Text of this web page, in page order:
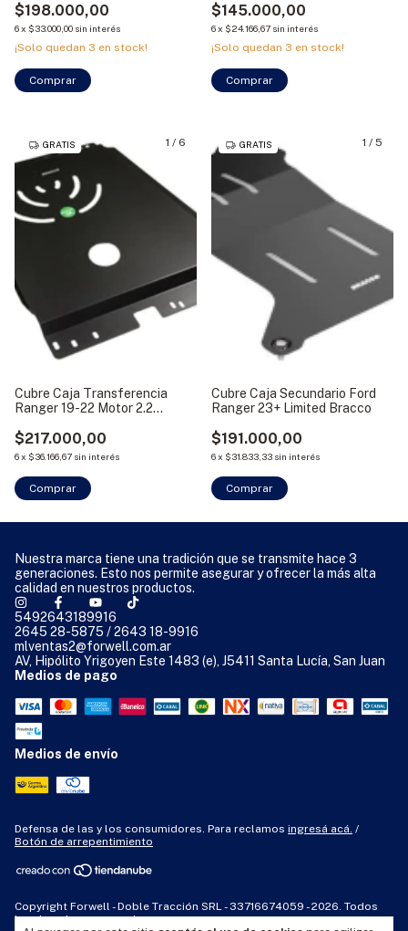
$198.000,00
6x $33.000,00 sin interés
¡Solo quedan 3 en stock!
$145.000,00
6x $24.166,67 sin interés
¡Solo quedan 3 en stock!
1 / 6
GRATIS
Cubre Caja Transferencia
Ranger 19-22 Motor 2.2
$217.000,00
6x $36.166,67 sin interés
1 / 5
GRATIS
Cubre Caja Secundario Ford
Ranger 23+ Limited Bracco
$191.000,00
6x $31.833,33 sin interés
Nuestra marca tiene una tradición que se transmite hace 3
generaciones. Esto nos permite asegurar y ofrecer la más alta
calidad en nuestros productos.
5492643189916
2645 28-5875 / 2643 18-9916
mlventas2@forwell.com.ar
AV, Hipólito Yrigoyen Este 1483 (e), J5411 Santa Lucía, San Juan
Medios de pago
Medios de envío
Defensa de las y los consumidores. Para reclamos ingresá acá. /
Botón de arrepentimiento
Copyright Forwell - Doble Tracción SRL - 33716674059 - 2026. Todos
los derechos reservados.